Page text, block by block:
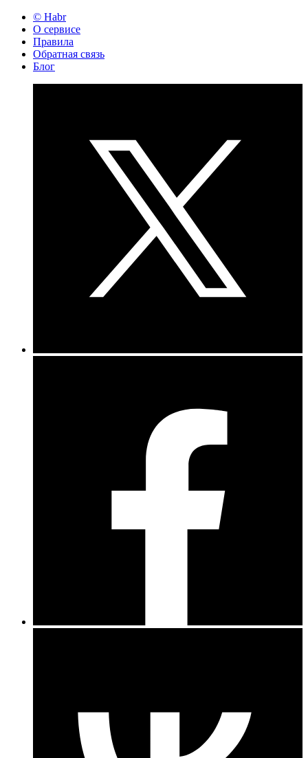
© Habr
О сервисе
Правила
Обратная связь
Блог